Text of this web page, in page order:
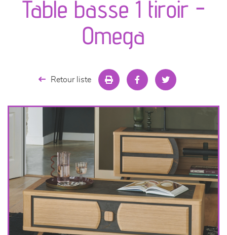
séjours
meubles de complément
décoration
Table basse 1 tiroir -
Omega
Retour liste